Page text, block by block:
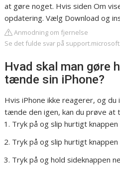
at gøre noget. Hvis siden Om
opdatering. Vælg Download og
Anmodning om fjernelse
Se det fulde svar på
Hvad skal man gøre
tænde sin iPhone?
Hvis iPhone ikke reagerer, og
tænde den igen, kan du prøve at
Tryk på og slip hurtigt knappen
Tryk på og slip hurtigt knappen
Tryk på og hold sideknappen